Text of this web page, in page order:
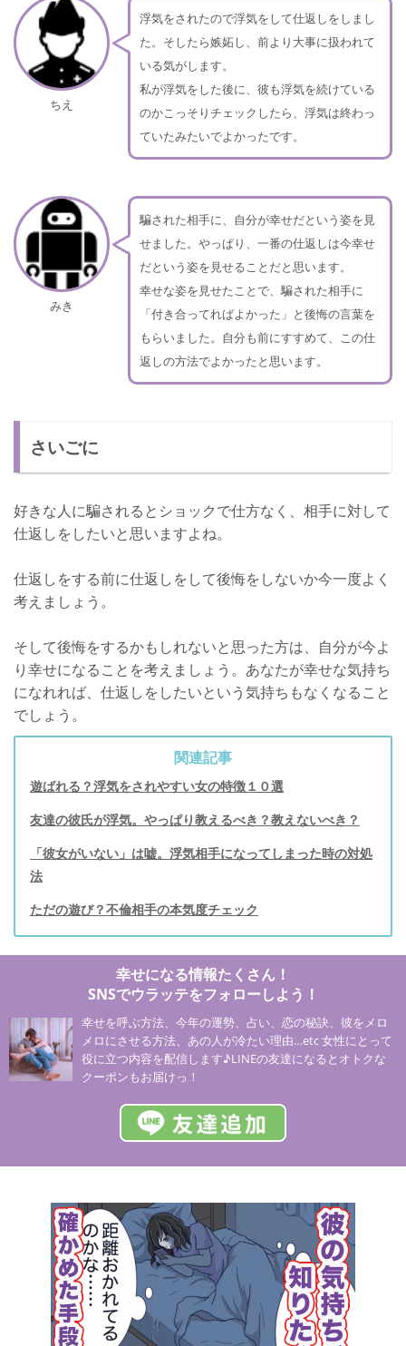
ちえ
浮気をされたので浮気をして仕返しをしまし
た。そしたら嫉妬し、前より大事に扱われて
いる気がします。
私が浮気をした後に、彼も浮気を続けている
のかこっそりチェックしたら、浮気は終わっ
ていたみたいでよかったです。
みき
騙された相手に、自分が幸せだという姿を見
せました。やっぱり、一番の仕返しは今幸せ
だという姿を見せることだと思います。
幸せな姿を見せたことで、騙された相手に
「付き合ってればよかった」と後悔の言葉を
もらいました。自分も前にすすめて、この仕
返しの方法でよかったと思います。
さいごに
好きな人に騙されるとショックで仕方なく、相手に対して
仕返しをしたいと思いますよね。
仕返しをする前に仕返しをして後悔をしないか今一度よく
考えましょう。
そして後悔をするかもしれないと思った方は、自分が今よ
り幸せになることを考えましょう。あなたが幸せな気持ち
になれれば、仕返しをしたいという気持ちもなくなること
でしょう。
関連記事
遊ばれる？浮気をされやすい女の特徴１０選
友達の彼氏が浮気。やっぱり教えるべき？教えないべき？
「彼女がいない」は嘘。浮気相手になってしまった時の対処
法
ただの遊び？不倫相手の本気度チェック
幸せになる情報たくさん！
SNSでウラッテをフォローしよう！
幸せを呼ぶ方法、今年の運勢、占い、恋の秘訣、彼をメロ
メロにさせる方法、あの人が冷たい理由…etc 女性にとって
役に立つ内容を配信します♪LINEの友達になるとオトクな
クーポンもお届けっ！